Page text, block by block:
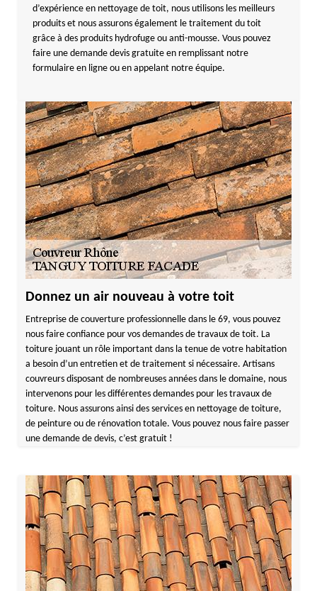
d’expérience en nettoyage de toit, nous utilisons les meilleurs
produits et nous assurons également le traitement du toit
grâce à des produits hydrofuge ou anti-mousse. Vous pouvez
faire une demande devis gratuite en remplissant notre
formulaire en ligne ou en appelant notre équipe.
Donnez un air nouveau à votre toit
Entreprise de couverture professionnelle dans le 69, vous pouvez
nous faire confiance pour vos demandes de travaux de toit. La
toiture jouant un rôle important dans la tenue de votre habitation
a besoin d’un entretien et de traitement si nécessaire. Artisans
couvreurs disposant de nombreuses années dans le domaine, nous
intervenons pour les différentes demandes pour les travaux de
toiture. Nous assurons ainsi des services en nettoyage de toiture,
de peinture ou de rénovation totale. Vous pouvez nous faire passer
une demande de devis, c’est gratuit !